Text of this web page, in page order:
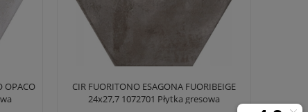
OPACO
CIR FUORITONO ESAGONA FUORIBEIGE
24x27,7 1072701 Płytka gresowa